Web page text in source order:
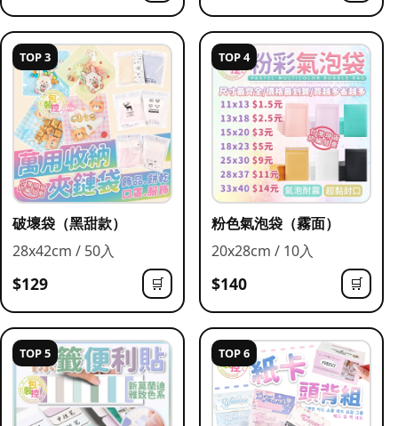
TOP 3
破壞袋（黑甜款）
28x42cm / 50入
$129 🛒
TOP 4
粉色氣泡袋（霧面）
20x28cm / 10入
$140 🛒
TOP 5 TOP 6